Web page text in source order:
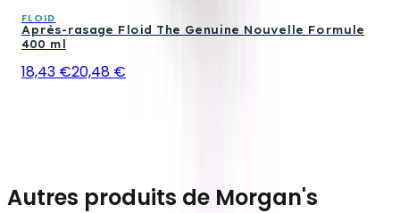
FLOID
Après-rasage Floid The Genuine Nouvelle Formule
400 ml
18,43 €20,48 €
Autres produits de Morgan's